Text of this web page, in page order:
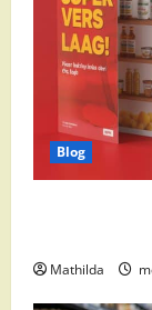
Blog
Mathilda